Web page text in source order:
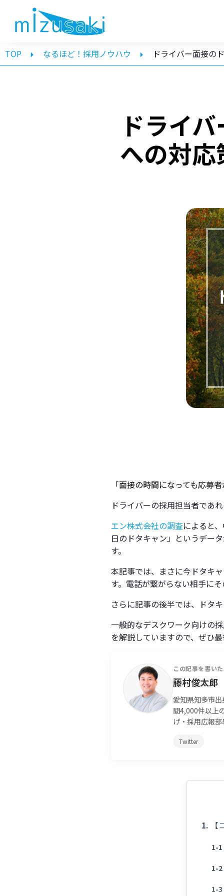
TOP なるほど！採用ノウハウ ドライバー面接の
ドライ
への対
「面接の時間になっても応募
ドライバーの採用担当者であ
エン株式会社の調査によると
日のドタキャン」というデー
す。
本記事では、まさに今ドタキ
す。電話が繋がらない相手に
さらに記事の後半では、ドタ
一般的なデスクワーク向けの
を解説していますので、ぜひ
この記事を書い
藤村俊太郎
愛知県知多市
間4,000件以上
げ・採用広報
Twitter